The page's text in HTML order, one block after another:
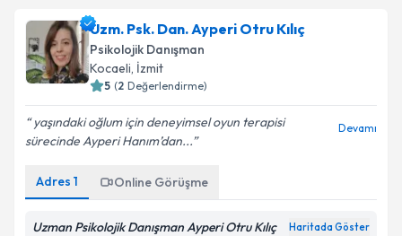
Uzm. Psk. Dan. Ayperi Otru Kılıç
Psikolojik Danışman
Kocaeli, İzmit
5 (2 Değerlendirme)
yaşındaki oğlum için deneyimsel oyun terapisi
sürecinde Ayperi Hanım’dan...
Devamı
Adres 1 Online Görüşme
Uzman Psikolojik Danışman Ayperi Otru Kılıç Haritada Göster